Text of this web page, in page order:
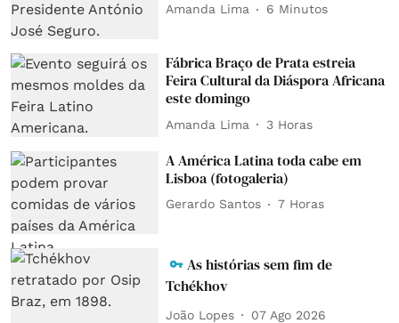
Amanda Lima 6 Minutos
Fábrica Braço de Prata estreia
Feira Cultural da Diáspora Africana
este domingo
Amanda Lima 3 Horas
A América Latina toda cabe em
Lisboa (fotogaleria)
Gerardo Santos 7 Horas
As histórias sem fim de
Tchékhov
João Lopes 07 Ago 2026